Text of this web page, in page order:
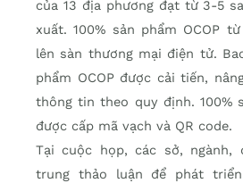
của 13 địa phương đạt từ 3-5
xuất. 100% sản phẩm OCOP
lên sàn thương mại điện tử.
phẩm OCOP được cải tiến,
thông tin theo quy định. 100%
được cấp mã vạch và QR code.
Tại cuộc họp, các sở, ngành,
trung thảo luận để phát